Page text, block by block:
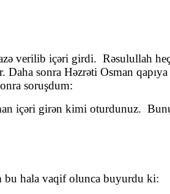
verilib içəri girdi. Rəsulullah
Daha sonra Həzrəti Osman
soruşdum:
içəri girən kimi oturdunuz.
bu hala vaqif olunca buyurdu ki: